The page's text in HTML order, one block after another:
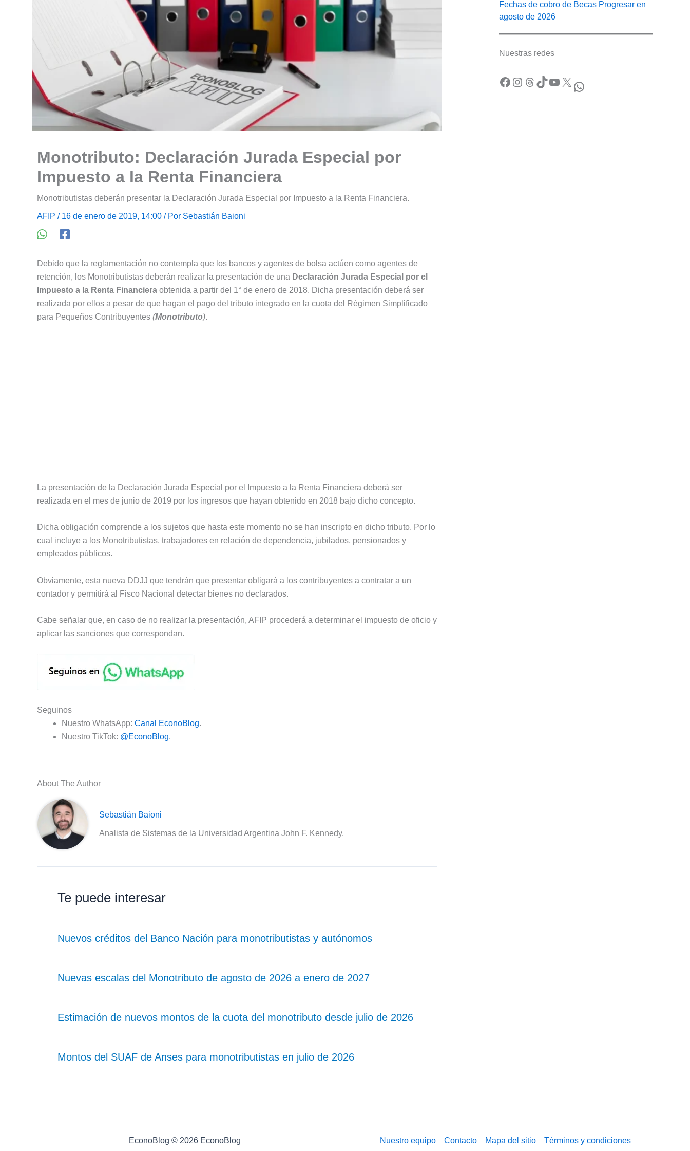
Monotributo: Declaración Jurada Especial por
Impuesto a la Renta Financiera
Monotributistas deberán presentar la Declaración Jurada Especial por Impuesto a la Renta Financiera.
AFIP / 16 de enero de 2019, 14:00 / Por Sebastián Baioni
Debido que la reglamentación no contempla que los bancos y agentes de bolsa actúen como agentes de
retención, los Monotributistas deberán realizar la presentación de una Declaración Jurada Especial por el
Impuesto a la Renta Financiera obtenida a partir del 1° de enero de 2018. Dicha presentación deberá ser
realizada por ellos a pesar de que hagan el pago del tributo integrado en la cuota del Régimen Simplificado
para Pequeños Contribuyentes (Monotributo).
La presentación de la Declaración Jurada Especial por el Impuesto a la Renta Financiera deberá ser
realizada en el mes de junio de 2019 por los ingresos que hayan obtenido en 2018 bajo dicho concepto.
Dicha obligación comprende a los sujetos que hasta este momento no se han inscripto en dicho tributo. Por lo
cual incluye a los Monotributistas, trabajadores en relación de dependencia, jubilados, pensionados y
empleados públicos.
Obviamente, esta nueva DDJJ que tendrán que presentar obligará a los contribuyentes a contratar a un
contador y permitirá al Fisco Nacional detectar bienes no declarados.
Cabe señalar que, en caso de no realizar la presentación, AFIP procederá a determinar el impuesto de oficio y
aplicar las sanciones que correspondan.
Seguinos
Nuestro WhatsApp: Canal EconoBlog.
Nuestro TikTok: @EconoBlog.
About The Author
Sebastián Baioni
Analista de Sistemas de la Universidad Argentina John F. Kennedy.
Te puede interesar
Nuevos créditos del Banco Nación para monotributistas y autónomos
Nuevas escalas del Monotributo de agosto de 2026 a enero de 2027
Estimación de nuevos montos de la cuota del monotributo desde julio de 2026
Montos del SUAF de Anses para monotributistas en julio de 2026
Fechas de cobro de Becas Progresar en
agosto de 2026
Nuestras redes
Facebook Instagram Threads TikTok YouTube X WhatsApp
EconoBlog © 2026 EconoBlog Nuestro equipo Contacto Mapa del sitio Términos y condiciones